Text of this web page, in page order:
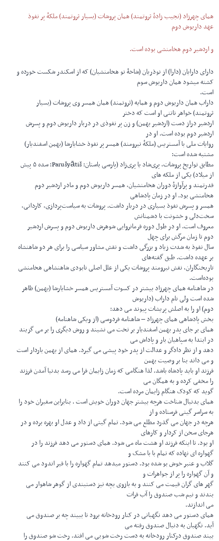
همای چهرزاد (نجیب زادهٔ ثروتمند) همان پروشات (بسیار ثروتمند) ملکهٔ پر نفوذ
عهد داریوش دوم
و اردشیر دوم هخامنشی بوده است.
دارای دارایان (دارا) از نوذریان (شاخۀ نو هخامنشیان) که از اسکندر شکست خورده و
کشته میشود همان داریوش سوم
است.
داراب همان داریوش دوم و همایه (ثروتمند) همان همسر وی پروشات (بسیار
ثروتمند) خواهر ناتنی او است که دختر
اردشیر دراز دست (اردشیر بهمن) و زن پر نفوذی در دربار داریوش دوم و پسرش
اردشیر دوم بوده است. او در
روایات ملی با آمستریس (ملکهٔ نیرومند) همسر پر نفوذ خشایارشا (بهمن اسفندیار)
مشتبه شده است:
مطابق تواریخ پروشات، پری‌شاد یا پری‌زاد (پارسی باستان: Parušyātiš؛ سده ۵ پیش
از میلاد) یکی از ملکه های
قدرتمند و پرآوازهٔ دوران هخامنشیان، همسر داریوش دوم و مادر اردشیر دوم
هخامنشی بود. او در زمان پادشاهی
همسر و پسرش نفوذ بسیاری در دربار داشت. پروشات به سیاست‌پردازی، کاردانی،
سخت‌دلی و خشونت با دشمنانش
معروف است. او در طول دوره فرمانروایی شوهرش داریوش دوم و پسرش اردشیر
دوم تا زمان مرگش برای چهل
سال نفوذ به شدت زیاد و بزرگی داشت و نقش مشاور سیاسی را برای هر دو شاهنشاه
بر عهده داشت. طبق گفته‌های
تاریخنگاران، نقش نیرومند پروشات یکی از علل اصلی نابودی شاهنشاهی هخامنشی
بوده‌است.
در شاهنامه همای چهرزاد بیشتر در کسوت آمستریس همسر خشایارشا (بهمن) ظاهر
شده است ولی نام داراب (داریوش
دوم) او را به اصلش پریشات پیوند می دهد:
بخش پادشاهی همای چهرزاد – شاهنامه فردوسی (از ویکی شاهنامه)
همای بر جای پدر بهمن اسفندیار بر تخت می نشیند و روش دیگری را بر می گزیند
در ابتدا به سپاهیان بار و پاداش می
دهد و از نظر دادگر و عدالت از پدر خود پیشی می گیرد. همای از بهمن باردار است
و می داند بنا بر وصیت بهمن
فرزند او باید پادشاه باشد. لذا هنگامی که زمان زایمان فرا می رسد بدنیا آمدن فرزند
را مخفی کرده و به همگان می
گوید که کودک هنگام زایمان مرده است.
همای بدنبال شناخت هرچه بیشتر جهان دوران خویش است . بنابراین سفیران خود را
به سراسر گیتی فرستاده و از
هرچه در جهان می گذرد مطلع می شود. تمام گیتی از داد و عدل او بهره برده و در
هرجای سخن از کردار و کارهای
او بود. تا اینکه فرزند او هشت ماه می شود. همای دستور می دهد فرزند را در
گهواره ای نهاده که تمام با با مشک و
گلاب و عنبر خوش بو شده بود. دستور میدهد تمام گهواره را با قیر اندود می کنند
و آن گهواره را پر از جواهرات و
گهر های گران قیمت می کنند و به بازوی بچه نیز دستبندی از گوهر شاهوار می
بندند و نیم شب صندوق را آب فرات
می اندازند.
همای دستور می دهد نگهبانی در کنار رودخانه برود تا ببیند چه بر صندوق می
آید. نگهبان به دنبال صندوق رفته می
بیند صندوق درکنار رودخانه به دست رخت شویی می افتد. رخت شو صندوق را